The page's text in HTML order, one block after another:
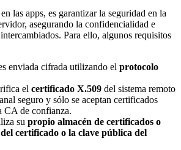
las apps, es garantizar la seguridad en la
asegurando la confidencialidad e
Para ello, algunos requisitos
enviada cifrada utilizando el protocolo
el certificado X.509 del sistema remoto
seguro y sólo se aceptan certificados
CA de confianza.
su propio almacén de certificados o
certificado o la clave pública del